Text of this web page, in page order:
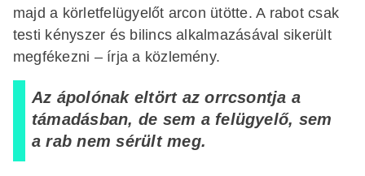
majd a körletfelügyelőt arcon ütötte. A rabot csak
testi kényszer és bilincs alkalmazásával sikerült
megfékezni – írja a közlemény.
Az ápolónak eltört az orrcsontja a
támadásban, de sem a felügyelő, sem
a rab nem sérült meg.